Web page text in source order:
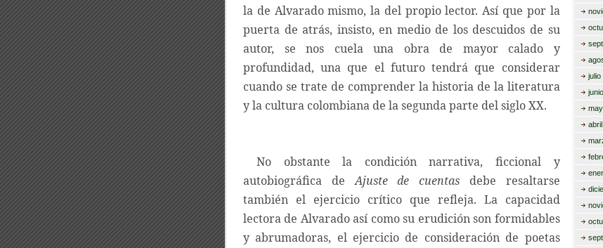
la de Alvarado mismo, la del propio lector. Así que por la
puerta de atrás, insisto, en medio de los descuidos de su
autor, se nos cuela una obra de mayor calado y
profundidad, una que el futuro tendrá que considerar
cuando se trate de comprender la historia de la literatura
y la cultura colombiana de la segunda parte del siglo XX.
No obstante la condición narrativa, ficcional y
autobiográfica deAjuste de cuentas debe resaltarse
también el ejercicio crítico que refleja. La capacidad
lectora de Alvarado así como su erudición son formidables
y abrumadoras, el ejercicio de consideración de poetas
julio